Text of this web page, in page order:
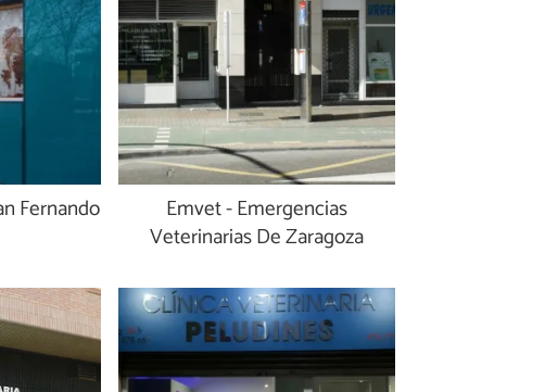
Fernando
Emvet - Emergencias
Veterinarias De Zaragoza